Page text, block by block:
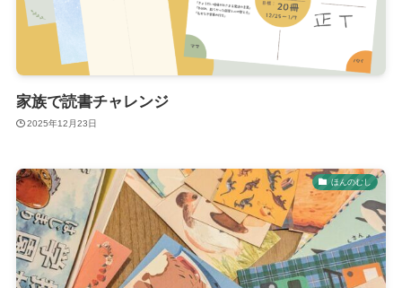
家族で読書チャレンジ
2025年12月23日
ほんのむし